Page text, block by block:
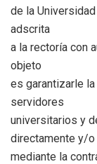
de la
adscrita
a la rectoría con
objeto
es garantizarle
servidores
universitarios y
directamente y/o
mediante la